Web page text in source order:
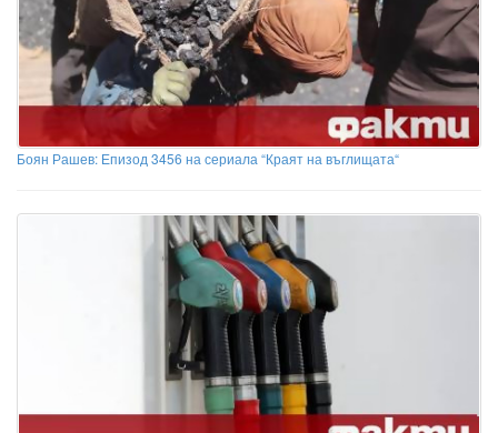
Боян Рашев: Епизод 3456 на сериала “Краят на въглищата“